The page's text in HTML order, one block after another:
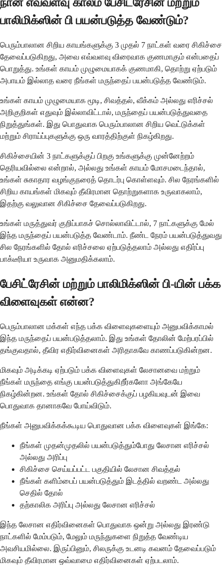
நான் எவ்வளவு காலம் பேசிட்ரேசின் மற்றும்
பாலிமிக்ஸின் பி பயன்படுத்த வேண்டும்?
பெரும்பாலான சிறிய காயங்களுக்கு 3 முதல் 7 நாட்கள் வரை சிகிச்சை
தேவைப்படுகிறது, அவை எவ்வளவு விரைவாக குணமாகும் என்பதைப்
பொறுத்து. உங்கள் காயம் முழுமையாகக் குணமாகி, தொற்று ஏற்படும்
அபாயம் இல்லாத வரை நீங்கள் மருந்தைப் பயன்படுத்த வேண்டும்.
உங்கள் காயம் முழுமையாக மூடி, சிவத்தல், வீக்கம் அல்லது எரிச்சல்
அறிகுறிகள் எதுவும் இல்லாவிட்டால், மருந்தைப் பயன்படுத்துவதை
நிறுத்துங்கள். இது பொதுவாக பெரும்பாலான சிறிய வெட்டுக்கள்
மற்றும் சிராய்ப்புகளுக்கு ஒரு வாரத்திற்குள் நிகழ்கிறது.
சிகிச்சையின் 3 நாட்களுக்குப் பிறகு உங்களுக்கு முன்னேற்றம்
தெரியவில்லை என்றால், அல்லது உங்கள் காயம் மோசமடைந்தால்,
உங்கள் சுகாதார வழங்குநரைத் தொடர்பு கொள்ளவும். சில நேரங்களில்
சிறிய காயங்கள் மிகவும் தீவிரமான தொற்றுகளாக உருவாகலாம்,
இதற்கு வலுவான சிகிச்சை தேவைப்படுகிறது.
உங்கள் மருத்துவர் குறிப்பாகச் சொல்லாவிட்டால், 7 நாட்களுக்கு மேல்
இந்த மருந்தைப் பயன்படுத்த வேண்டாம். நீண்ட நேரம் பயன்படுத்துவது
சில நேரங்களில் தோல் எரிச்சலை ஏற்படுத்தலாம் அல்லது எதிர்ப்பு
பாக்டீரியா உருவாக அனுமதிக்கலாம்.
பேசிட்ரேசின் மற்றும் பாலிமிக்ஸின் பி-யின் பக்க
விளைவுகள் என்ன?
பெரும்பாலான மக்கள் எந்த பக்க விளைவுகளையும் அனுபவிக்காமல்
இந்த மருந்தைப் பயன்படுத்தலாம். இது உங்கள் தோலின் மேற்பரப்பில்
தங்குவதால், தீவிர எதிர்வினைகள் அரிதாகவே காணப்படுகின்றன.
மிகவும் அடிக்கடி ஏற்படும் பக்க விளைவுகள் லேசானவை மற்றும்
நீங்கள் மருந்தை எங்கு பயன்படுத்துகிறீர்களோ அங்கேயே
நிகழ்கின்றன. உங்கள் தோல் சிகிச்சைக்குப் பழகியவுடன் இவை
பொதுவாக தானாகவே போய்விடும்.
நீங்கள் அனுபவிக்கக்கூடிய பொதுவான பக்க விளைவுகள் இங்கே:
நீங்கள் முதன்முதலில் பயன்படுத்தும்போது லேசான எரிச்சல்
அல்லது அரிப்பு
சிகிச்சை செய்யப்பட்ட பகுதியில் லேசான சிவத்தல்
நீங்கள் களிம்பைப் பயன்படுத்தும் இடத்தில் வறண்ட அல்லது
செதில் தோல்
தற்காலிக அரிப்பு அல்லது லேசான எரிச்சல்
இந்த லேசான எதிர்வினைகள் பொதுவாக ஒன்று அல்லது இரண்டு
நாட்களில் மேம்படும், மேலும் மருந்துகளை நிறுத்த வேண்டிய
அவசியமில்லை. இருப்பினும், சிலருக்கு உடனடி கவனம் தேவைப்படும்
மிகவும் தீவிரமான ஒவ்வாமை எதிர்வினைகள் ஏற்படலாம்.